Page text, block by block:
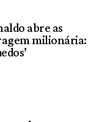
abre as
milionária: